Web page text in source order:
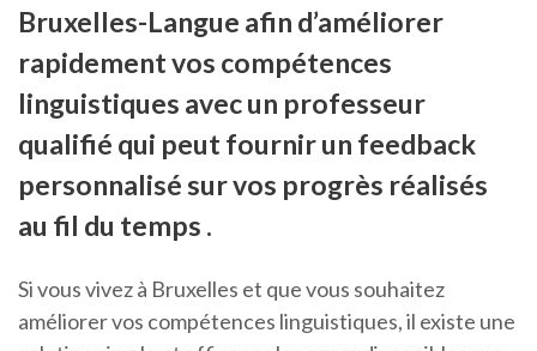
Bruxelles-Langue afin d’améliorer
rapidement vos compétences
linguistiques avec un professeur
qualifié qui peut fournir un feedback
personnalisé sur vos progrès réalisés
au fil du temps .
Si vous vivez à Bruxelles et que vous souhaitez
améliorer vos compétences linguistiques, il existe une